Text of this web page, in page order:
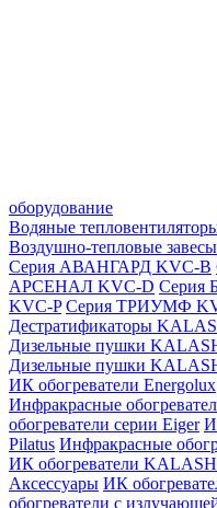
оборудование
Водяные
Воздушно-тепловые
Серия АВАНГАРД KVC-B
АРСЕНАЛ KVC-D Серия
KVC-P Серия ТРИУМФ
Дестратификаторы
Дизельные пушки
Дизельные пушки
ИК обогреватели Energolux
Инфракрасные
обогреватели серии Eiger
Pilatus Инфракрасные
ИК обогреватели
Аксессуары ИК
обогреватели с